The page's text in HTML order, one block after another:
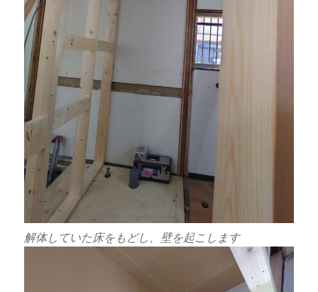
解体していた床をもどし、壁を起こします